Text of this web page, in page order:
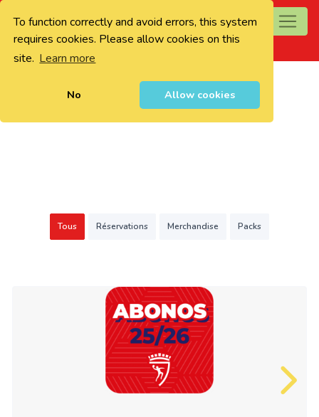
To function correctly and avoid errors, this system
requires cookies. Please allow cookies on this
site. Learn more
No Allow cookies
0
Tous Réservations Merchandise Packs